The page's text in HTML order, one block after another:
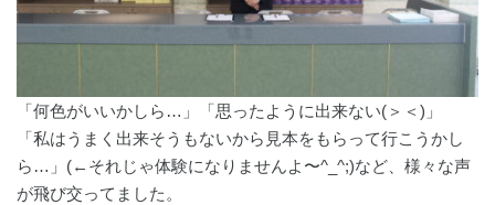
「何色がいいかしら…」「思ったように出来ない(＞＜)」
「私はうまく出来そうもないから見本をもらって行こうかし
ら…」(←それじゃ体験になりませんよ〜^_^;)など、様々な声
が飛び交ってました。